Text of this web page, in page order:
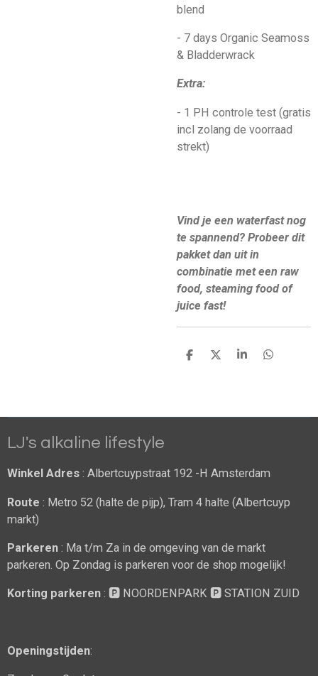
blend
- 7 days Organic Seamoss
& Bladderwrack
Extra:
- 1 PH controle test (gratis
incl zolang de voorraad
strekt)
Vind je een waterfast nog
te spannend? Probeer dit
pakket dan uit in
combinatie met een raw
food, steaming food of
juice fast!
D
D
S
D
LJ's alkaline lifestyle
Winkel Adres : Albertcuypstraat 192 -H Amsterdam
Route : Metro 52 (halte de pijp), Tram 4 halte (Albertcuyp
markt)
Parkeren : Ma t/m Za in de omgeving van de markt
parkeren. Op Zondag is parkeren voor de shop mogelijk!
Korting parkeren : 🅿️ NOORDENPARK 🅿️ STATION ZUID
Openingstijden: